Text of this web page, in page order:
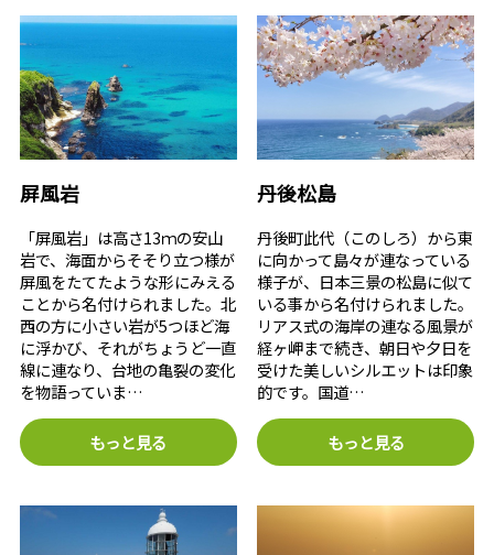
屏風岩
「屏風岩」は高さ13ｍの安山
岩で、海面からそそり立つ様が
屏風をたてたような形にみえる
ことから名付けられました。北
西の方に小さい岩が5つほど海
に浮かび、それがちょうど一直
線に連なり、台地の亀裂の変化
を物語っていま…
もっと見る
丹後松島
丹後町此代（このしろ）から東
に向かって島々が連なっている
様子が、日本三景の松島に似て
いる事から名付けられました。
リアス式の海岸の連なる風景が
経ヶ岬まで続き、朝日や夕日を
受けた美しいシルエットは印象
的です。国道…
もっと見る